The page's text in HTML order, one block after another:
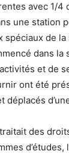
avec 1/4
une station
spéciaux de la
dans la
et de
ont été
traitait des
d’études,